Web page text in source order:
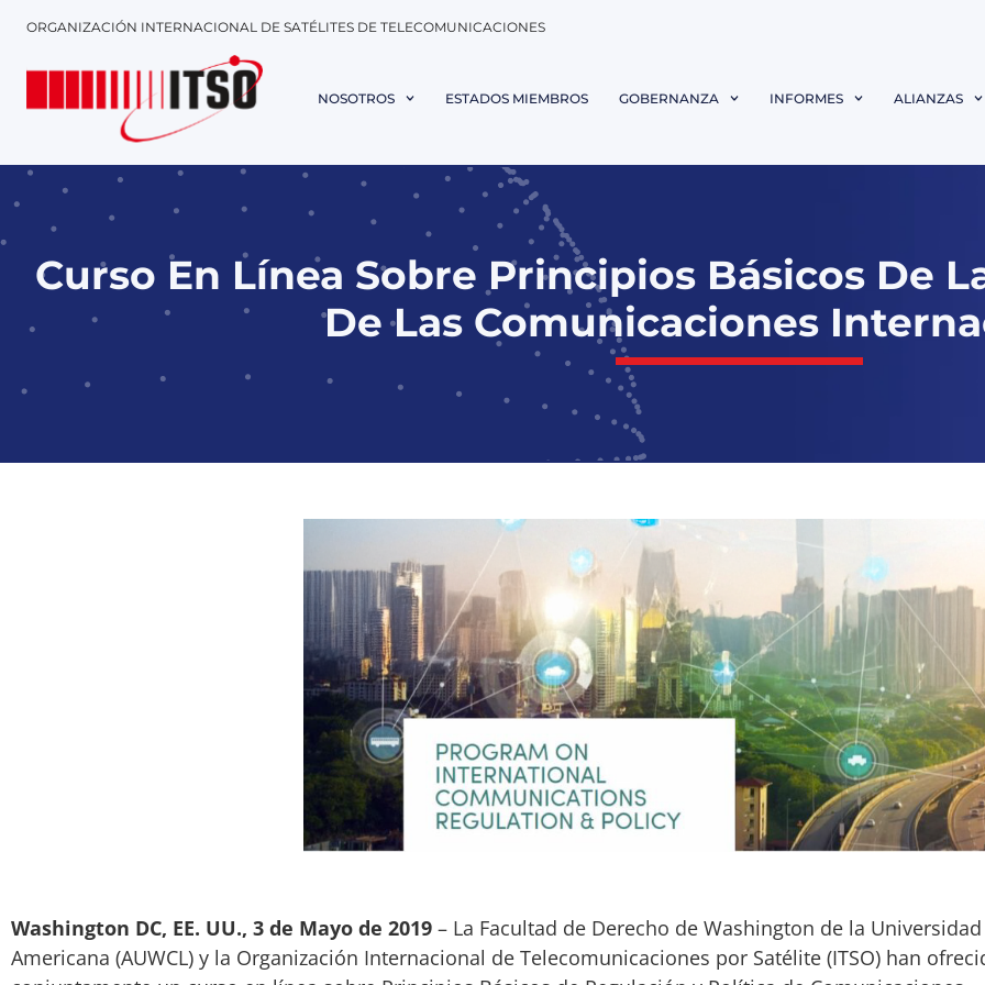
ORGANIZACIÓN INTERNACIONAL DE SATÉLITES DE TELECOMUNICACIONES
NOSOTROS ESTADOS MIEMBROS GOBERNANZA INFORMES ALIANZAS
Curso En Línea Sobre Principios Básicos De
De Las Comunicaciones
Washington DC, EE. UU., 3 de Mayo de 2019 – La Facultad de Derecho de Washington de la Universidad
Americana (AUWCL) y la Organización Internacional de Telecomunicaciones por Satélite (ITSO) han